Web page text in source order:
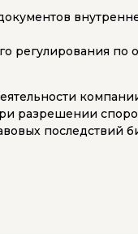
регулирования по
разрешении
последствий